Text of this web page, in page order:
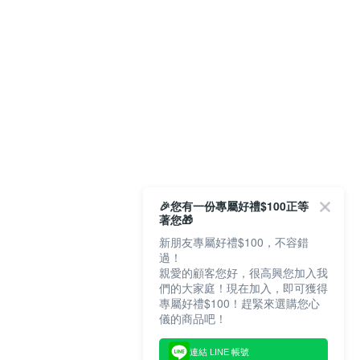
🎉您有一份專屬好禮$100正等
著您🎁
新朋友專屬好禮$100，不容錯
過！
親愛的顧客您好，很高興您加入我
們的大家庭！現在加入，即可獲得
專屬好禮$100！趕緊來選購您心
儀的商品吧！
連結 LINE 帳號